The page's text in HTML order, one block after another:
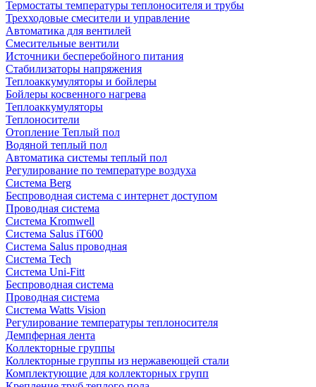
Термостаты температуры теплоносителя и трубы
Трехходовые смесители и управление
Автоматика для вентилей
Смесительные вентили
Источники бесперебойного питания
Стабилизаторы напряжения
Теплоаккумуляторы и бойлеры
Бойлеры косвенного нагрева
Теплоаккумуляторы
Теплоносители
Отопление Теплый пол
Водяной теплый пол
Автоматика системы теплый пол
Регулирование по температуре воздуха
Система Berg
Беспроводная система с интернет доступом
Проводная система
Система Kromwell
Система Salus iT600
Система Salus проводная
Система Tech
Система Uni-Fitt
Беспроводная система
Проводная система
Система Watts Vision
Регулирование температуры теплоносителя
Демпферная лента
Коллекторные группы
Коллекторные группы из нержавеющей стали
Комплектующие для коллекторных групп